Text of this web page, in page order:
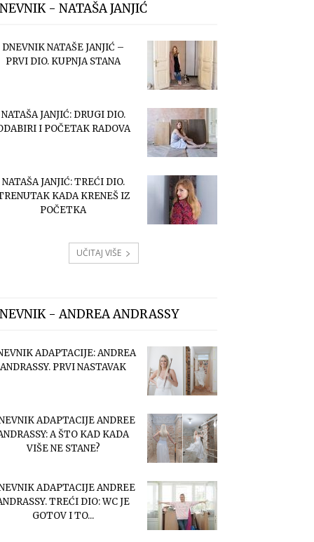
- NATAŠA JANJIĆ
DNEVNIK NATAŠE JANJIĆ –
PRVI DIO. KUPNJA STANA
NATAŠA JANJIĆ: DRUGI DIO.
I POČETAK RADOVA
NATAŠA JANJIĆ: TREĆI DIO.
KADA KRENEŠ IZ
POČETKA
UČITAJ VIŠE
- ANDREA ANDRASSY
ADAPTACIJE: ANDREA
ANDRASSY. PRVI NASTAVAK
ADAPTACIJE ANDREE
A ŠTO KAD KADA
VIŠE NE STANE?
ADAPTACIJE ANDREE
TREĆI DIO: WC JE
GOTOV I TO...